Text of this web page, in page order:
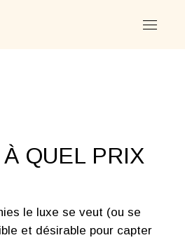
QUEL PRIX
le luxe se veut (ou se
et désirable pour capter